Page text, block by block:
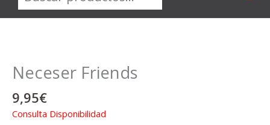
Neceser Friends
9,95€
Consulta Disponibilidad